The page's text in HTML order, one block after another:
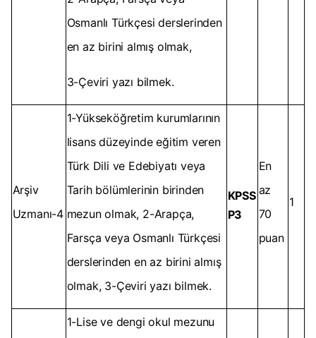
Osmanlı Türkçesi derslerinden
en az birini almış olmak,
3-Çeviri yazı bilmek.
Arşiv
Uzmanı-4
1-Yükseköğretim kurumlarının
lisans düzeyinde eğitim veren
Türk Dili ve Edebiyatı veya
Tarih bölümlerinin birinden
mezun olmak, 2-Arapça,
Farsça veya Osmanlı Türkçesi
derslerinden en az birini almış
olmak, 3-Çeviri yazı bilmek.
KPSS
P3
En
az
70
puan
1
1-Lise ve dengi okul mezunu